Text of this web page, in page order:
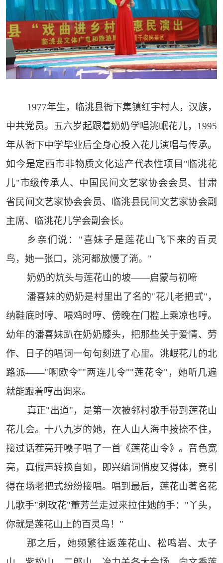
1977年生，临洮县衙下集镇红宇村人，汉族，
中共党员。五六岁起跟着奶奶学唱洮岷花儿，1995
年从衙下中学毕业后全身心投入花儿演唱与传承。
如今是定西市非物质文化遗产代表性项目"临洮花
儿"市级传承人、中国民间文艺家协会会员、甘肃
省民间文艺家协会会员、临洮县民间文艺家协会副
主席、临洮花儿学会副会长。
乡亲们说："喜妹子是莲花山飞下来的百灵
鸟，她一张口，洮河都放慢了淌。"
奶奶的炕头与莲花山的坡——启蒙与初啼
潘喜妹的奶奶是村里出了名的"花儿老把式"，
纳鞋底时哼、喂鸡时哼、傍晚在门槛上乘凉也哼。
幼年的潘喜妹趴在奶奶膝头，把那些关于爱情、劳
作、日子的唱词一句句刻进了心里。洮岷花儿的北
路派——"啊欧令""两连儿令""莲花令"，她听几遍
就能跟着哼出调来。
真正"出道"，是第一次被邻村歌手带到莲花山
花儿会。十八九岁的她，在人山人海中按捺不住，
接过话茬亮开嗓子唱了一首《莲花山令》。音色宽
亮，真假声转换自如，即兴编词俏皮又得体，竟引
得在场老把式纷纷接唱。唱到最后，莲花山著名花
儿歌手"刺玫花"董芳兰走过来拉住她的手："丫头，
你就是莲花山上的百灵鸟！"
那之后，她频繁往返莲花山、松鸣岩、太子